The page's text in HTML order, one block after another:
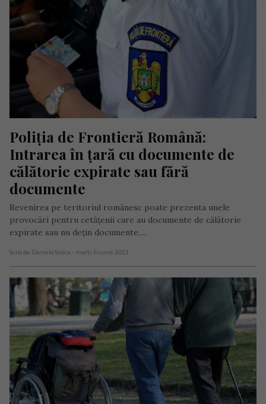
Poliția de Frontieră Română:
Intrarea în țară cu documente de
călătorie expirate sau fără
documente
Revenirea pe teritoriul românesc poate prezenta unele
provocări pentru cetățenii care au documente de călătorie
expirate sau nu dețin documente….
Scris de Daniela Stoica - marți, 6 iunie 2023